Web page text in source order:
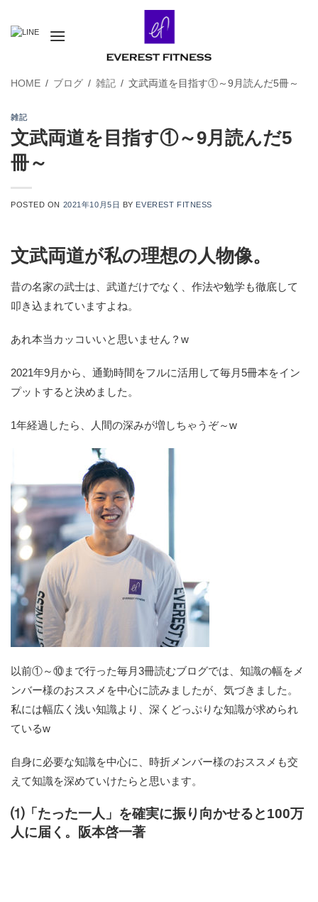
HOME / ブログ / 雑記 / 文武両道を目指す①～9月読んだ5冊～
雑記
文武両道を目指す①～9月読んだ5
冊～
POSTED ON 2021年10月5日 BY EVEREST FITNESS
文武両道が私の理想の人物像。
昔の名家の武士は、武道だけでなく、作法や勉学も徹底して
叩き込まれていますよね。
あれ本当カッコいいと思いません？w
2021年9月から、通勤時間をフルに活用して毎月5冊本をイン
プットすると決めました。
1年経過したら、人間の深みが増しちゃうぞ～w
以前①～⑩まで行った毎月3冊読むブログでは、知識の幅をメ
ンバー様のおススメを中心に読みましたが、気づきました。
私には幅広く浅い知識より、深くどっぷりな知識が求められ
ているw
自身に必要な知識を中心に、時折メンバー様のおススメも交
えて知識を深めていけたらと思います。
⑴「たった一人」を確実に振り向かせると100万
人に届く。阪本啓一著